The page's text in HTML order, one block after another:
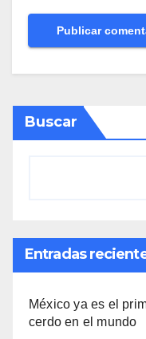
Buscar
Entradas
México ya es el
cerdo en el mundo